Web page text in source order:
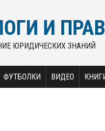
И
ЮРИДИЧЕСКИХ ЗНАНИЙ
ФУТБОЛКИ ВИДЕО